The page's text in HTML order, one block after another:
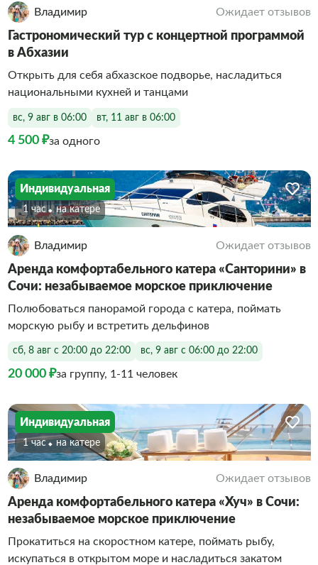
Владимир Ожидает отзывов
Гастрономический тур с концертной программой
в Абхазии
Открыть для себя абхазское подворье, насладиться
национальными кухней и танцами
вс, 9 авг в 06:00 вт, 11 авг в 06:00
4 500 ₽за одного
Индивидуальная
1 час На катере
Владимир Ожидает отзывов
Аренда комфортабельного катера «Санторини» в
Сочи: незабываемое морское приключение
Полюбоваться панорамой города с катера, поймать
морскую рыбу и встретить дельфинов
сб, 8 авг с 20:00 до 22:00 вс, 9 авг с 06:00 до 22:00
20 000 ₽за группу, 1-11 человек
Индивидуальная
1 час На катере
Владимир Ожидает отзывов
Аренда комфортабельного катера «Хуч» в Сочи:
незабываемое морское приключение
Прокатиться на скоростном катере, поймать рыбу,
искупаться в открытом море и насладиться закатом